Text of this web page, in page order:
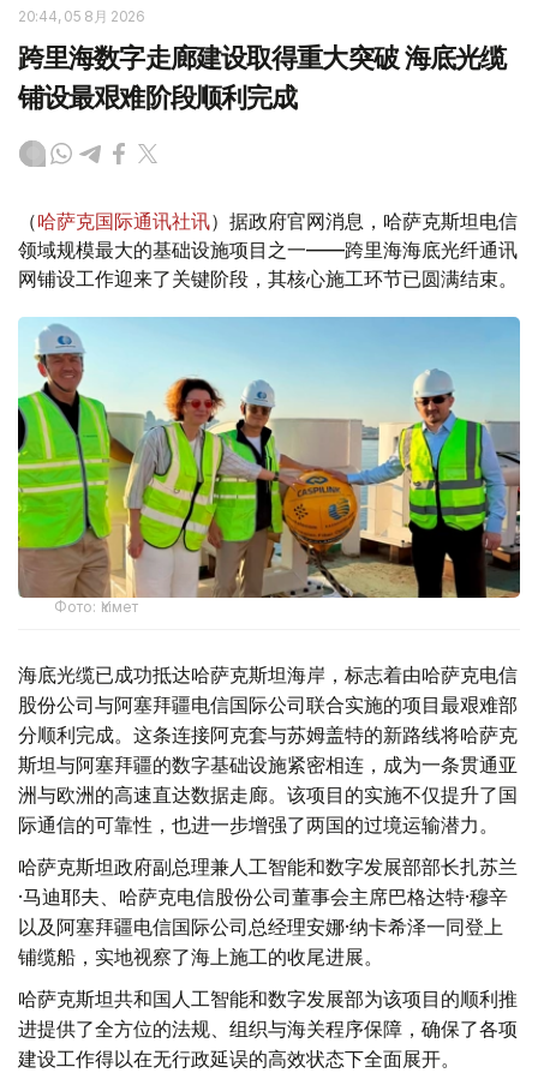
20:44, 05 8月 2026
跨里海数字走廊建设取得重大突破 海底光缆
铺设最艰难阶段顺利完成
（哈萨克国际通讯社讯）据政府官网消息，哈萨克斯坦电信
领域规模最大的基础设施项目之一——跨里海海底光纤通讯
网铺设工作迎来了关键阶段，其核心施工环节已圆满结束。
Фото: Үкімет
海底光缆已成功抵达哈萨克斯坦海岸，标志着由哈萨克电信
股份公司与阿塞拜疆电信国际公司联合实施的项目最艰难部
分顺利完成。这条连接阿克套与苏姆盖特的新路线将哈萨克
斯坦与阿塞拜疆的数字基础设施紧密相连，成为一条贯通亚
洲与欧洲的高速直达数据走廊。该项目的实施不仅提升了国
际通信的可靠性，也进一步增强了两国的过境运输潜力。
哈萨克斯坦政府副总理兼人工智能和数字发展部部长扎苏兰
·马迪耶夫、哈萨克电信股份公司董事会主席巴格达特·穆辛
以及阿塞拜疆电信国际公司总经理安娜·纳卡希泽一同登上
铺缆船，实地视察了海上施工的收尾进展。
哈萨克斯坦共和国人工智能和数字发展部为该项目的顺利推
进提供了全方位的法规、组织与海关程序保障，确保了各项
建设工作得以在无行政延误的高效状态下全面展开。